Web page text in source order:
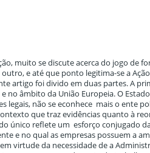
muito se discute acerca do jogo de
e até que ponto legitima-se a
artigo foi divido em duas partes. A
no âmbito da União Europeia. O
legais, não se econhece mais o ente
que traz evidências quanto à
único reflete um esforço conjugado
e no qual as empresas possuem a
virtude da necessidade de a